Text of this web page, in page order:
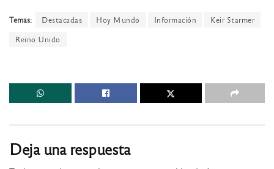
Temas: Destacadas Hoy Mundo Información
Keir Starmer
Reino Unido
Deja una respuesta